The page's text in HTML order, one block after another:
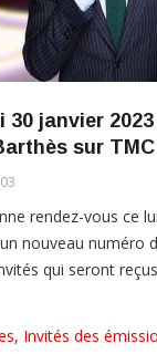
30 janvier
sur TMC
rendez-vous ce
nouveau numéro
qui seront
, Invités des